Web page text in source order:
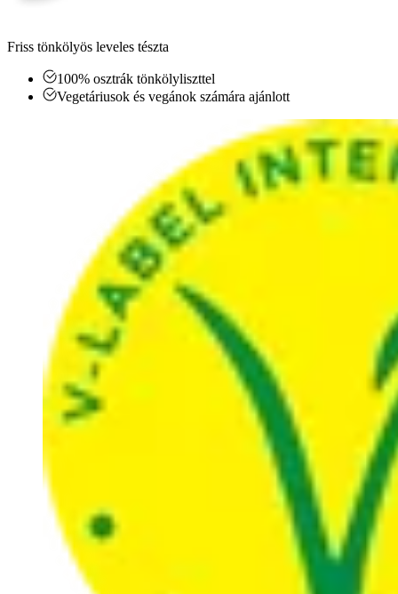
Friss tönkölyös leveles tészta
100% osztrák tönkölyliszttel
Vegetáriusok és vegánok számára ajánlott